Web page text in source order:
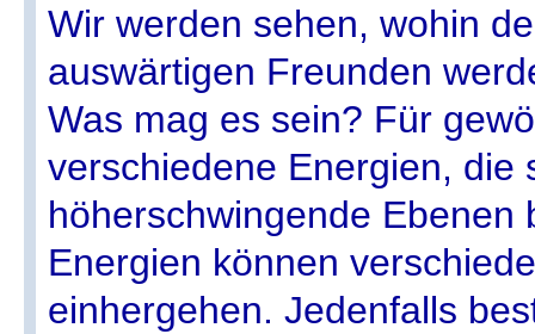
Wir werden sehen, wohin
auswärtigen Freunden
Was mag es sein? Für
verschiedene Energien, die
höherschwingende Ebenen
Energien können
einhergehen. Jedenfalls